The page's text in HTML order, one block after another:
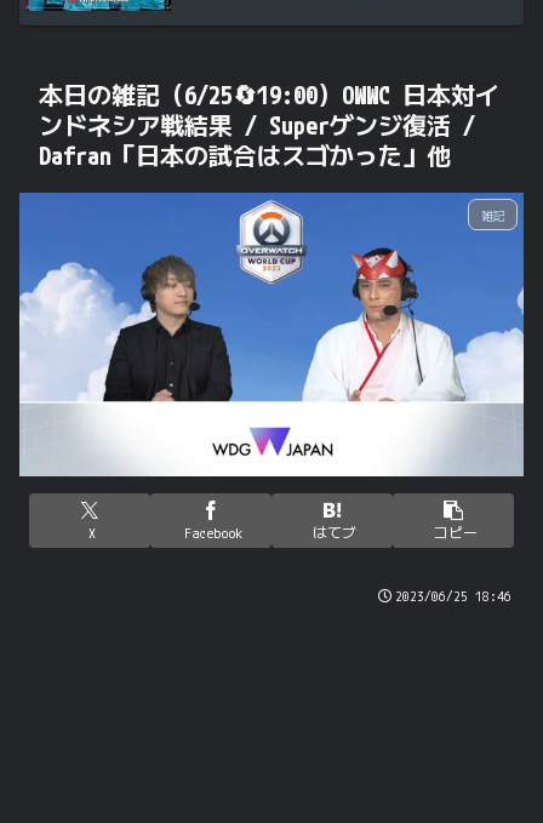
本日の雑記（6/25🔄19:00）OWWC 日本対イ
ンドネシア戦結果 / Superゲンジ復活 /
Dafran「日本の試合はスゴかった」他
雑記
X Facebook はてブ コピー
2023/06/25 18:46